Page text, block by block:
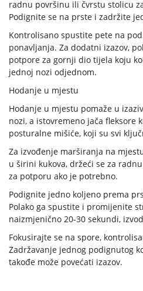
radnu površinu ili čvrstu stolicu
Podignite se na prste i zadržite
Kontrolisano spustite pete na
ponavljanja. Za dodatni izazov,
potpore za gornji dio tijela koju
jednoj nozi odjednom.
Hodanje u mjestu
Hodanje u mjestu pomaže u
nozi, a istovremeno jača fleksore
posturalne mišiće, koji su svi
Za izvođenje marširanja na
u širini kukova, držeći se za
za potporu ako je potrebno.
Podignite jedno koljeno prema
Polako ga spustite i promijenite
naizmjenično 20-30 sekundi,
Fokusirajte se na spore,
Zadržavanje jednog podignutog
takođe može povećati izazov.